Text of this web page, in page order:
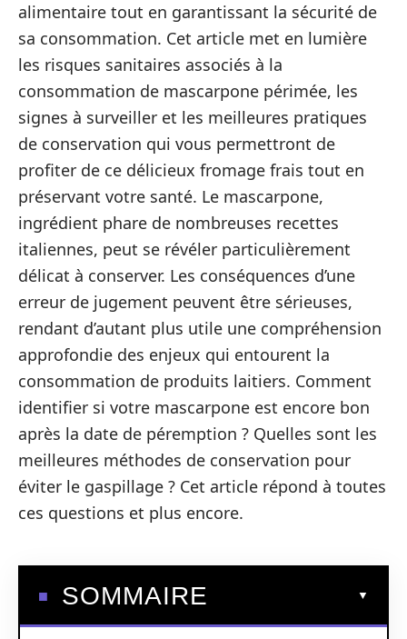
alimentaire tout en garantissant la sécurité de
sa consommation. Cet article met en lumière
les risques sanitaires associés à la
consommation de mascarpone périmée, les
signes à surveiller et les meilleures pratiques
de conservation qui vous permettront de
profiter de ce délicieux fromage frais tout en
préservant votre santé. Le mascarpone,
ingrédient phare de nombreuses recettes
italiennes, peut se révéler particulièrement
délicat à conserver. Les conséquences d’une
erreur de jugement peuvent être sérieuses,
rendant d’autant plus utile une compréhension
approfondie des enjeux qui entourent la
consommation de produits laitiers. Comment
identifier si votre mascarpone est encore bon
après la date de péremption ? Quelles sont les
meilleures méthodes de conservation pour
éviter le gaspillage ? Cet article répond à toutes
ces questions et plus encore.
SOMMAIRE